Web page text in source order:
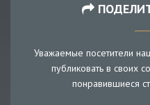
Уважаемые посетители
публиковать в своих
понравившиеся